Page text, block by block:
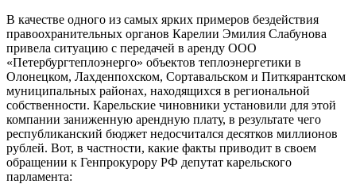
В качестве одного из самых ярких примеров бездействия
правоохранительных органов Карелии Эмилия Слабунова
привела ситуацию с передачей в аренду ООО
«Петербургтеплоэнерго» объектов теплоэнергетики в
Олонецком, Лахденпохском, Сортавальском и Питкярантском
муниципальных районах, находящихся в региональной
собственности. Карельские чиновники установили для этой
компании заниженную арендную плату, в результате чего
республиканский бюджет недосчитался десятков миллионов
рублей. Вот, в частности, какие факты приводит в своем
обращении к Генпрокурору РФ депутат карельского
парламента: